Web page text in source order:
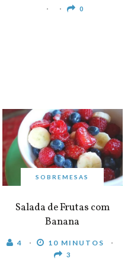
0
SOBREMESAS
Salada de Frutas com
Banana
4 10 MINUTOS
3